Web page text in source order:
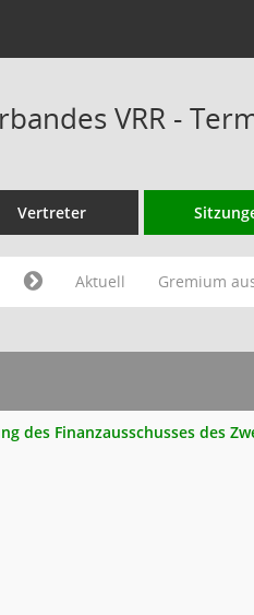
VRR -
Vertreter
Aktuell Gremium
des Finanzausschusses des